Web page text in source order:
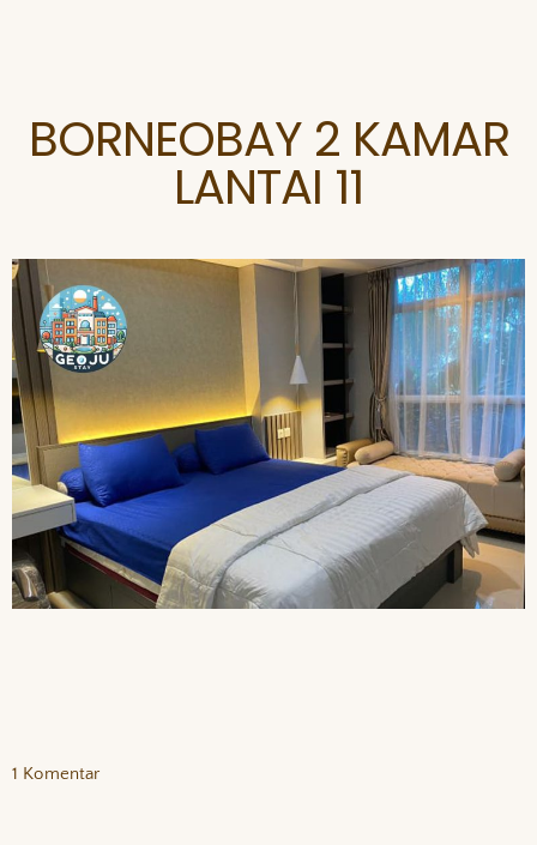
BORNEOBAY 2 KAMAR
LANTAI 11
1 Komentar